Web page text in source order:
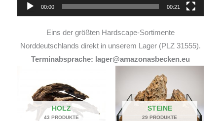
00:00 00:21
Eins der größten Hardscape-Sortimente
Norddeutschlands direkt in unserem Lager (PLZ 31555).
Terminabsprache: lager@amazonasbecken.eu
HOLZ
43 PRODUKTE
STEINE
29 PRODUKTE